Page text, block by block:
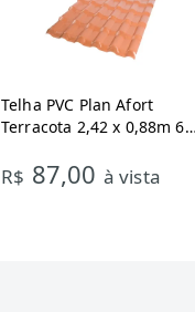
Telha PVC Plan Afort
Terracota 2,42 x 0,88m 6
R$ 87,00 à vista